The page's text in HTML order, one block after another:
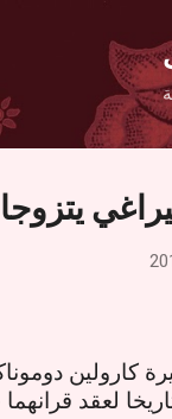
في 14
كارولين